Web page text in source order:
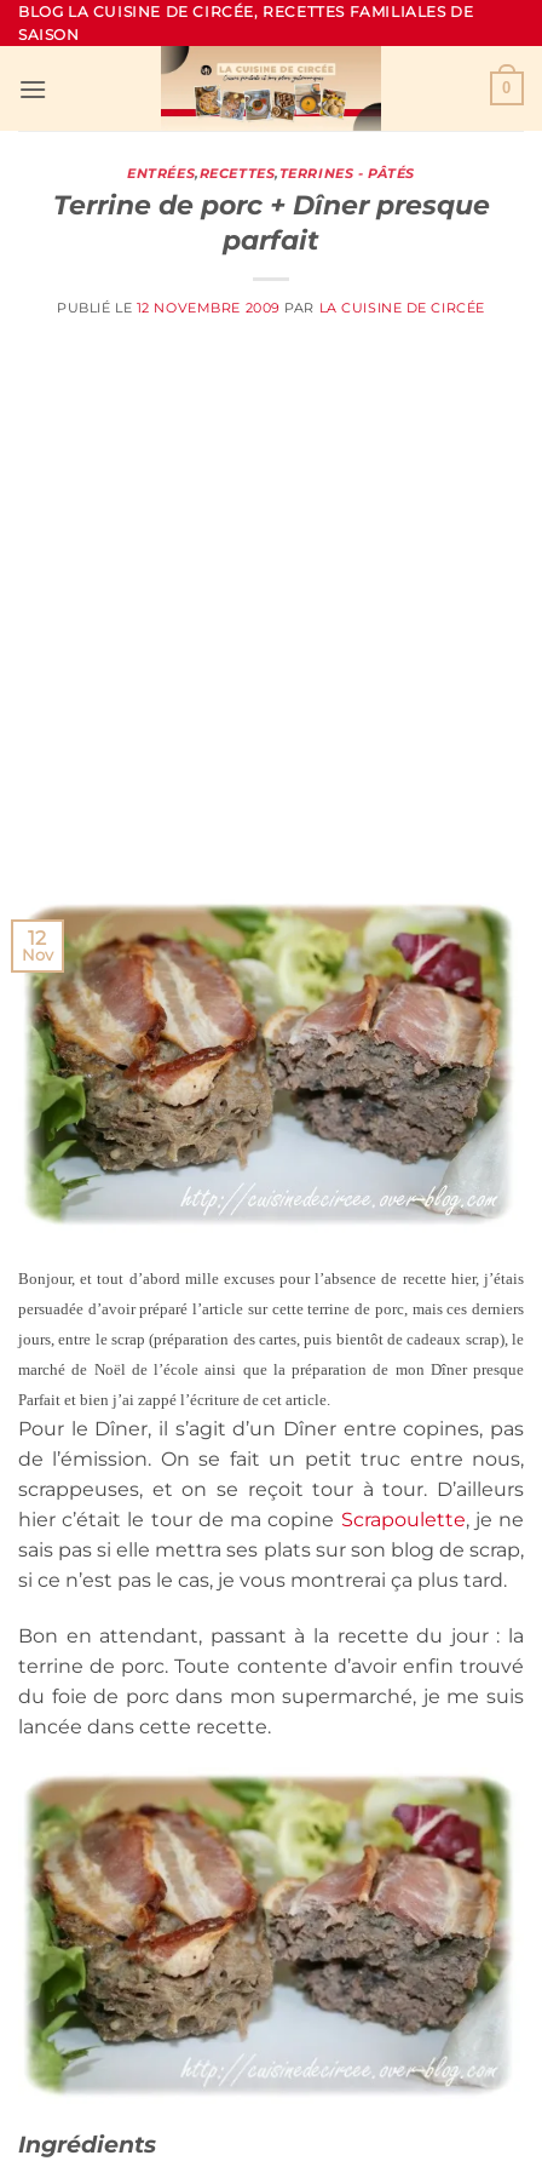
Passer
au
BLOG LA CUISINE DE CIRCÉE, RECETTES FAMILIALES DE
SAISON
0
ENTRÉES,RECETTES,TERRINES - PÂTÉS
Terrine de porc + Dîner presque
parfait
PUBLIÉ LE 12 NOVEMBRE 2009 PAR LA CUISINE DE CIRCÉE
12
Nov
Bonjour, et tout d’abord mille excuses pour l’absence de recette hier, j’étais
persuadée d’avoir préparé l’article sur cette terrine de porc, mais ces derniers
jours, entre le scrap (préparation des cartes, puis bientôt de cadeaux scrap), le
marché de Noël de l’école ainsi que la préparation de mon Dîner presque
Parfait et bien j’ai zappé l’écriture de cet article.
Pour le Dîner, il s’agit d’un Dîner entre copines, pas
de l’émission. On se fait un petit truc entre nous,
scrappeuses, et on se reçoit tour à tour. D’ailleurs
hier c’était le tour de ma copine Scrapoulette, je ne
sais pas si elle mettra ses plats sur son blog de scrap,
si ce n’est pas le cas, je vous montrerai ça plus tard.
Bon en attendant, passant à la recette du jour : la
terrine de porc. Toute contente d’avoir enfin trouvé
du foie de porc dans mon supermarché, je me suis
lancée dans cette recette.
Ingrédients